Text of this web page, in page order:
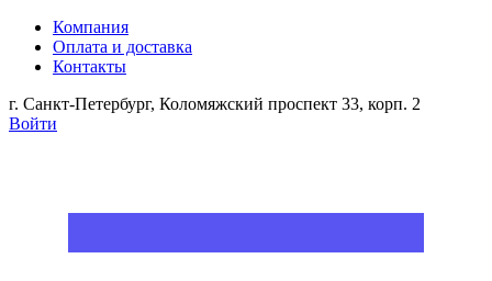
Компания
Оплата и доставка
Контакты
г. Санкт-Петербург, Коломяжский проспект 33, корп. 2
Войти